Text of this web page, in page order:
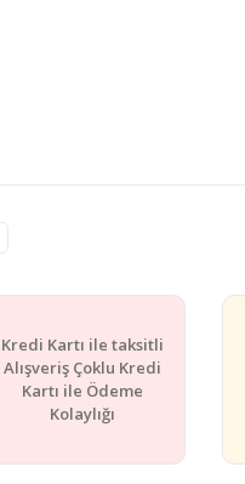
Kredi Kartı ile taksitli
Alışveriş Çoklu Kredi
Kartı ile Ödeme
Kolaylığı